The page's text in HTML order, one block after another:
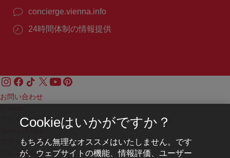
concierge.vienna.info
24時間体制の情報提供
お問い合わせ
プライバシーポリシー
アクセシビリティ
プレス連絡先
Cookieはいかがですか？
もちろん無理なオススメはいたしません。です
が、ウェブサイトの機能、情報評価、ユーザー